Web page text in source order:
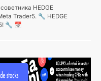
HEDGE
Trader5. 🔧 HEDGE
🔧 📅